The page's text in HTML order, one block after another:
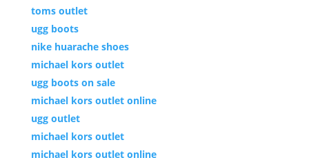
toms outlet
ugg boots
nike huarache shoes
michael kors outlet
ugg boots on sale
michael kors outlet online
ugg outlet
michael kors outlet
michael kors outlet online